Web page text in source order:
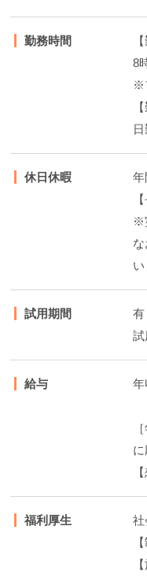
勤務時間
8
※
休日休暇
年
※
試用期間
有
給与 年
福利厚生